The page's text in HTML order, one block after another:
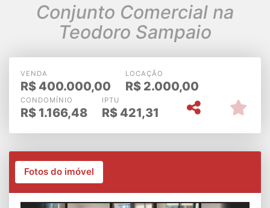
Conjunto Comercial na
Teodoro Sampaio
VENDA
R$ 400.000,00
LOCAÇÃO
R$ 2.000,00
CONDOMÍNIO
R$ 1.166,48
IPTU
R$ 421,31
Fotos do imóvel